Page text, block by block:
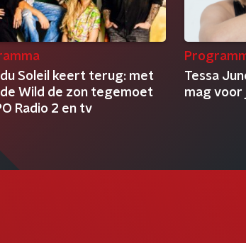
du Soleil keert terug: met
de Wild de zon tegemoet
Radio 2 en tv
Tessa
mag voor